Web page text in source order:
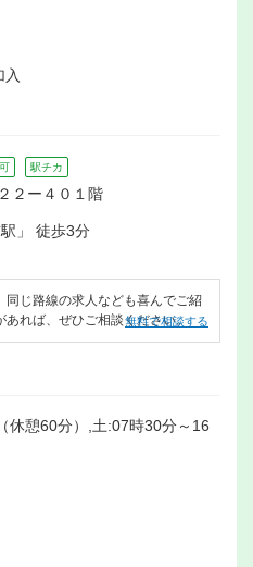
入
駅チカ
２ー４０１階
」 徒歩3分
同じ路線の求人なども喜んでご紹
あれば、ぜひご相談ください。
無料で相談する
休憩60分）,土:07時30分～16